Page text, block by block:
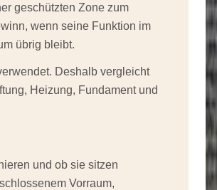
geschützten Zone zum
wenn seine Funktion im
übrig bleibt.
Deshalb vergleicht
Heizung, Fundament und
und ob sie sitzen
Vorraum,